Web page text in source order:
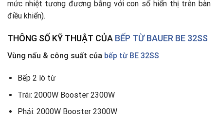
mức nhiệt tương đương bằng với con số hiển thị trên bàn
điều khiển).
THÔNG SỐ KỸ THUẬT CỦA BẾP TỪ BAUER BE 32SS
Vùng nấu & công suất của bếp từ BE 32SS
Bếp 2 lò từ
Trái: 2000W Booster 2300W
Phải: 2000W Booster 2300W